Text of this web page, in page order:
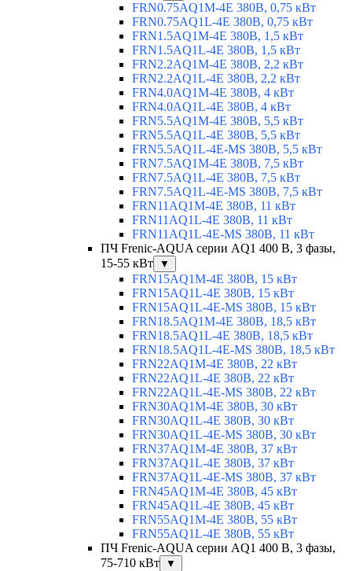
FRN0.75AQ1M-4E 380В, 0,75 кВт
FRN0.75AQ1L-4E 380В, 0,75 кВт
FRN1.5AQ1M-4E 380В, 1,5 кВт
FRN1.5AQ1L-4E 380В, 1,5 кВт
FRN2.2AQ1M-4E 380В, 2,2 кВт
FRN2.2AQ1L-4E 380В, 2,2 кВт
FRN4.0AQ1M-4E 380В, 4 кВт
FRN4.0AQ1L-4E 380В, 4 кВт
FRN5.5AQ1M-4E 380В, 5,5 кВт
FRN5.5AQ1L-4E 380В, 5,5 кВт
FRN5.5AQ1L-4E-MS 380В, 5,5 кВт
FRN7.5AQ1M-4E 380В, 7,5 кВт
FRN7.5AQ1L-4E 380В, 7,5 кВт
FRN7.5AQ1L-4E-MS 380В, 7,5 кВт
FRN11AQ1M-4E 380В, 11 кВт
FRN11AQ1L-4E 380В, 11 кВт
FRN11AQ1L-4E-MS 380В, 11 кВт
ПЧ Frenic-AQUA серии AQ1 400 В, 3 фазы,
15-55 кВт
▼
FRN15AQ1M-4E 380В, 15 кВт
FRN15AQ1L-4E 380В, 15 кВт
FRN15AQ1L-4E-MS 380В, 15 кВт
FRN18.5AQ1M-4E 380В, 18,5 кВт
FRN18.5AQ1L-4E 380В, 18,5 кВт
FRN18.5AQ1L-4E-MS 380В, 18,5 кВт
FRN22AQ1M-4E 380В, 22 кВт
FRN22AQ1L-4E 380В, 22 кВт
FRN22AQ1L-4E-MS 380В, 22 кВт
FRN30AQ1M-4E 380В, 30 кВт
FRN30AQ1L-4E 380В, 30 кВт
FRN30AQ1L-4E-MS 380В, 30 кВт
FRN37AQ1M-4E 380В, 37 кВт
FRN37AQ1L-4E 380В, 37 кВт
FRN37AQ1L-4E-MS 380В, 37 кВт
FRN45AQ1M-4E 380В, 45 кВт
FRN45AQ1L-4E 380В, 45 кВт
FRN55AQ1M-4E 380В, 55 кВт
FRN55AQ1L-4E 380В, 55 кВт
ПЧ Frenic-AQUA серии AQ1 400 В, 3 фазы,
75-710 кВт
▼